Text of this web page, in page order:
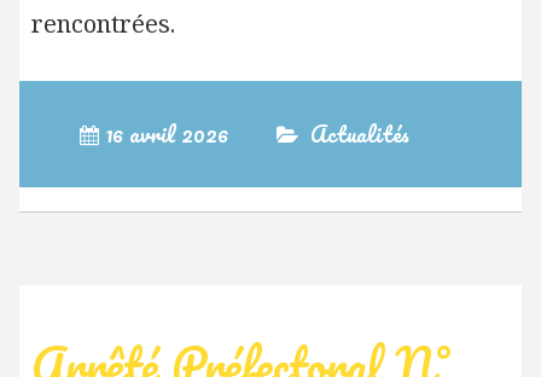
rencontrées.
16 avril 2026 Actualités